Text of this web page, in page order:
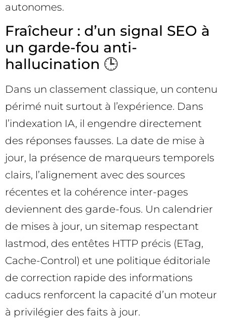
autonomes.
Fraîcheur : d’un signal SEO à
un garde-fou anti-
hallucination 🕒
Dans un classement classique, un contenu
périmé nuit surtout à l’expérience. Dans
l’indexation IA, il engendre directement
des réponses fausses. La date de mise à
jour, la présence de marqueurs temporels
clairs, l’alignement avec des sources
récentes et la cohérence inter-pages
deviennent des garde-fous. Un calendrier
de mises à jour, un sitemap respectant
lastmod, des entêtes HTTP précis (ETag,
Cache-Control) et une politique éditoriale
de correction rapide des informations
caducs renforcent la capacité d’un moteur
à privilégier des faits à jour.